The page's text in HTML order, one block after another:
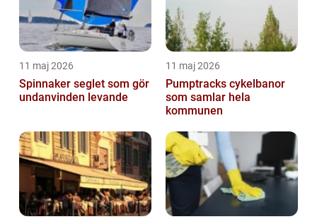
11 maj 2026
Spinnaker seglet som gör
undanvinden levande
11 maj 2026
Pumptracks cykelbanor
som samlar hela
kommunen